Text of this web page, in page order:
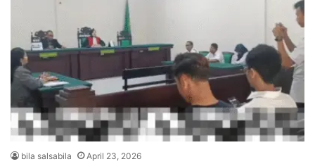
bila salsabila April 23, 2026